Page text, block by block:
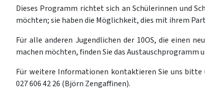
Dieses Programm richtet sich an Schülerinnen und
möchten; sie haben die Möglichkeit, dies mit ihrem
Für alle anderen Jugendlichen der 10OS, die einen
machen möchten, finden Sie das Austauschprogramm
Für weitere Informationen kontaktieren Sie uns bitte
027 606 42 26 (Björn Zengaffinen).